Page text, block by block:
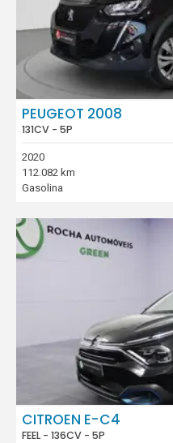
PEUGEOT 2008
131CV - 5P
2020
112.082 km
Gasolina
CITROEN E-C4
FEEL - 136CV - 5P